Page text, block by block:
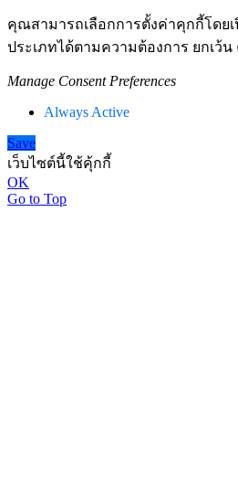
คุณสามารถเลือกการตั้งค่าคุกกี้โดย
ประเภทได้ตามความต้องการ ยกเว้น
Manage Consent Preferences
Always Active
Save
เว็บไซต์นี้ใช้คุ้กกี้
OK
Go to Top